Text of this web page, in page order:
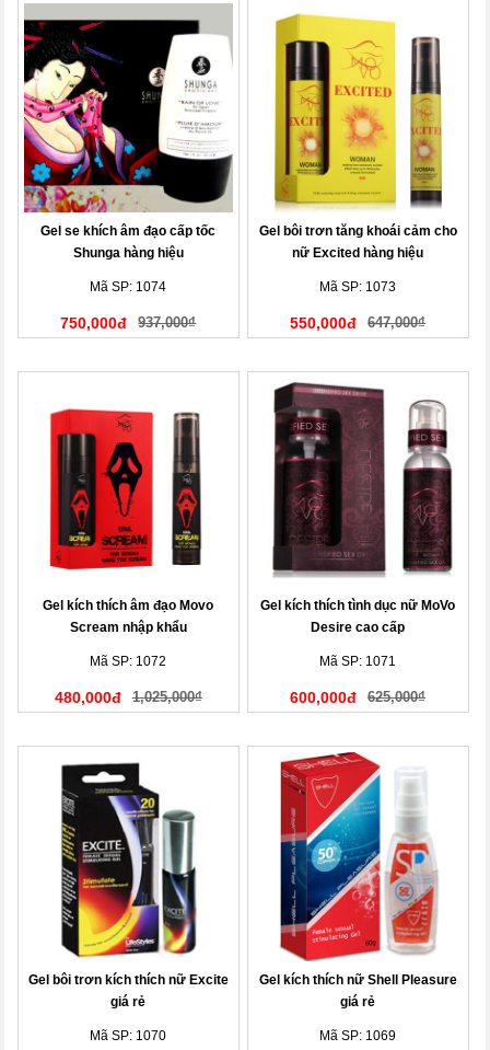
Gel se khích âm đạo cấp tốc
Shunga hàng hiệu
Mã SP: 1074
750,000đ 937,000₫
Gel bôi trơn tăng khoái cảm cho
nữ Excited hàng hiệu
Mã SP: 1073
550,000đ 647,000₫
Gel kích thích âm đạo Movo
Scream nhập khẩu
Mã SP: 1072
480,000đ 1,025,000₫
Gel kích thích tình dục nữ MoVo
Desire cao cấp
Mã SP: 1071
600,000đ 625,000₫
Gel bôi trơn kích thích nữ Excite
giá rẻ
Mã SP: 1070
Gel kích thích nữ Shell Pleasure
giá rẻ
Mã SP: 1069